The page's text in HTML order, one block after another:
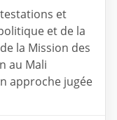
et
et de la
la Mission des
au Mali
approche jugée